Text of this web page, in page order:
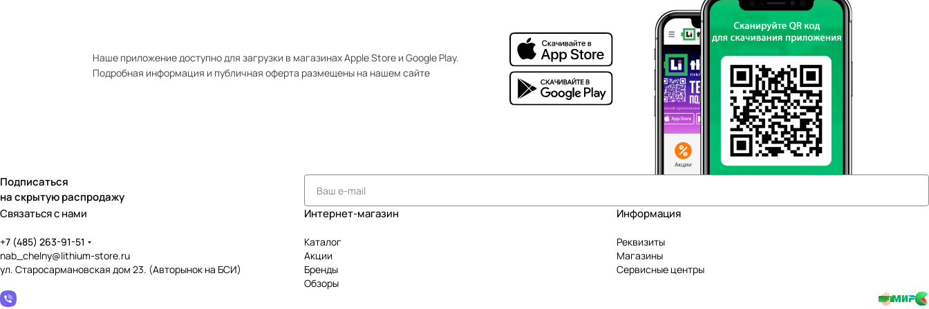
Наше приложение доступно для загрузки в магазинах Apple Store и Google Play.
Подробная информация и публичная оферта размещены на нашем сайте
Подписаться
на скрытую распродажу
Связаться с нами
+7 (485) 263-91-51
nab_chelny@lithium-store.ru
ул. Старосармановская дом 23. (Авторынок на БСИ)
Интернет-магазин
Каталог
Акции
Бренды
Обзоры
Информация
Реквизиты
Магазины
Сервисные центры